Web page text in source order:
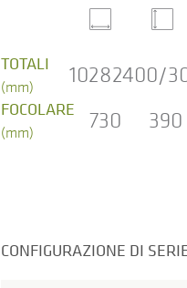
TOTALI
(mm) 10282400/
FOCOLARE
(mm) 730 390
CONFIGURAZIONE DI